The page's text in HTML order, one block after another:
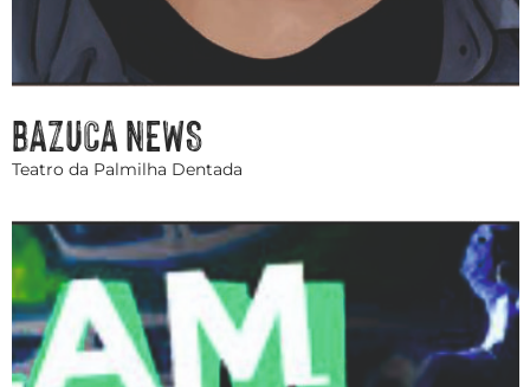
BAZUCA NEWS
Teatro da Palmilha Dentada